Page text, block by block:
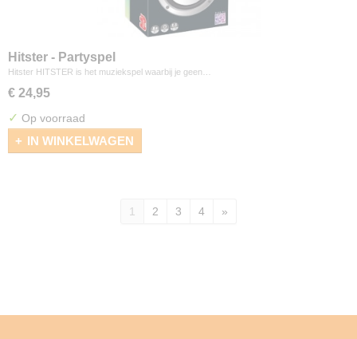
Hitster - Partyspel
Hitster HITSTER is het muziekspel waarbij je geen…
€ 24,95
✓ Op voorraad
IN WINKELWAGEN
1 2 3 4 »